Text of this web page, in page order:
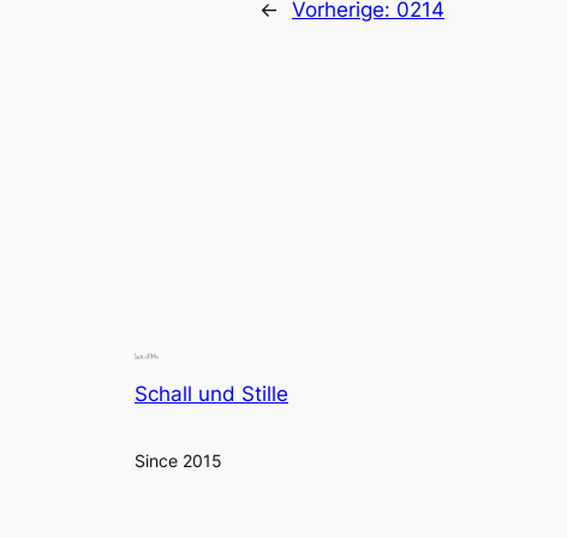
← Vorherige: 0214
Schall und Stille
Since 2015